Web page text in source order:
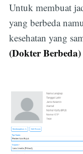
Untuk membuat
yang berbeda
kesehatan yang
(Dokter Berbeda)